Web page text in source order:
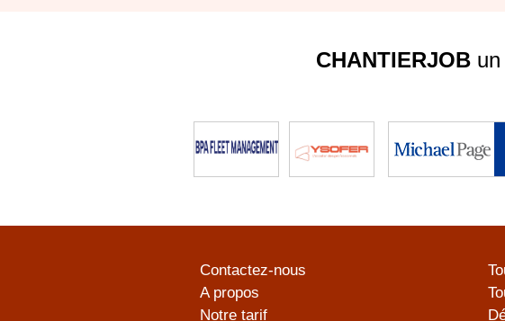
CHANTIERJOBun
Contactez-nous
A propos
Notre tarif